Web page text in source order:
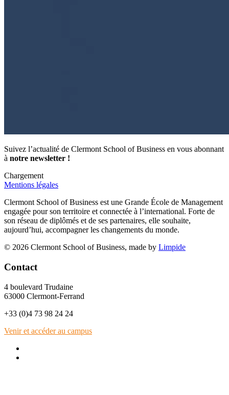
Suivez l’actualité de Clermont School of Business en vous abonnant
à notre newsletter !
Chargement
Mentions légales
Clermont School of Business est une Grande École de Management
engagée pour son territoire et connectée à l’international. Forte de
son réseau de diplômés et de ses partenaires, elle souhaite,
aujourd’hui, accompagner les changements du monde.
© 2026 Clermont School of Business, made by Limpide
Contact
4 boulevard Trudaine
63000 Clermont-Ferrand
+33 (0)4 73 98 24 24
Venir et accéder au campus